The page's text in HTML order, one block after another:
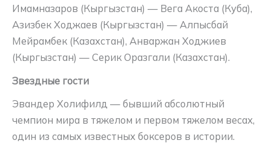
Имамназаров (Кыргызстан) — Вега Акоста (Куба),
Азизбек Ходжаев (Кыргызстан) — Алпысбай
Мейрамбек (Казахстан), Анваржан Ходжиев
(Кыргызстан) — Серик Оразгали (Казахстан).
Звездные гости
Эвандер Холифилд — бывший абсолютный
чемпион мира в тяжелом и первом тяжелом весах,
один из самых известных боксеров в истории.